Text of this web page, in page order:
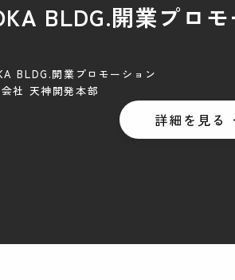
BLDG.開業プロモ
BLDG.開業プロモーション
社 天神開発本部
詳細を見る